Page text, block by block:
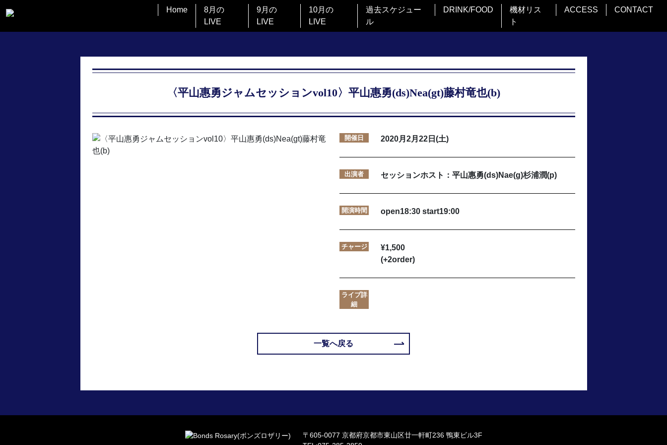
Home
8月の
LIVE
9月の
LIVE
10月の
LIVE
過去スケジュー
ル
DRINK/FOOD
機材リス
ト
ACCESS CONTACT
〈平山惠勇ジャムセッションvol10〉平山惠勇(ds)Nea(gt)藤村竜也(b)
開催日 2020月2月22日(土)
出演者 セッションホスト：平山惠勇(ds)Nae(g)杉浦潤(p)
開演時間 open18:30 start19:00
チャージ
¥1,500
(+2order)
ライブ詳
細
一覧へ戻る
〒605-0077 京都府京都市東山区廿一軒町236 鴨東ビル3F